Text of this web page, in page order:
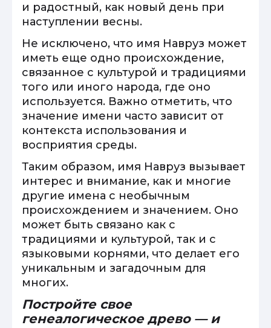
и радостный, как новый день при
наступлении весны.
Не исключено, что имя Навруз может
иметь еще одно происхождение,
связанное с культурой и традициями
того или иного народа, где оно
используется. Важно отметить, что
значение имени часто зависит от
контекста использования и
восприятия среды.
Таким образом, имя Навруз вызывает
интерес и внимание, как и многие
другие имена с необычным
происхождением и значением. Оно
может быть связано как с
традициями и культурой, так и с
языковыми корнями, что делает его
уникальным и загадочным для
многих.
Постройте свое
генеалогическое древо — и